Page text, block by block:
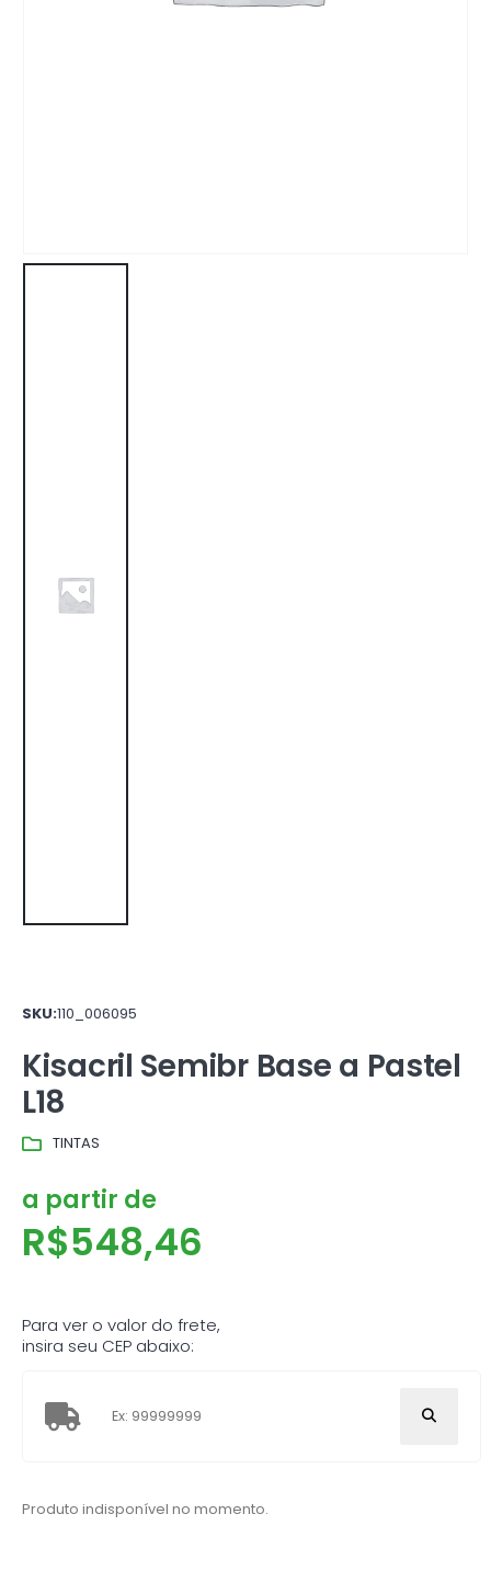
SKU:110_006095
Kisacril Semibr Base a Pastel
L18
TINTAS
a partir de
R$548,46
Para ver o valor do frete,
insira seu CEP abaixo:
Produto indisponível no momento.